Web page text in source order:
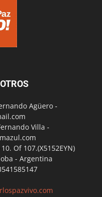
Agüero -
Villa -
Of 107.(X5152EYN)
- Argentina